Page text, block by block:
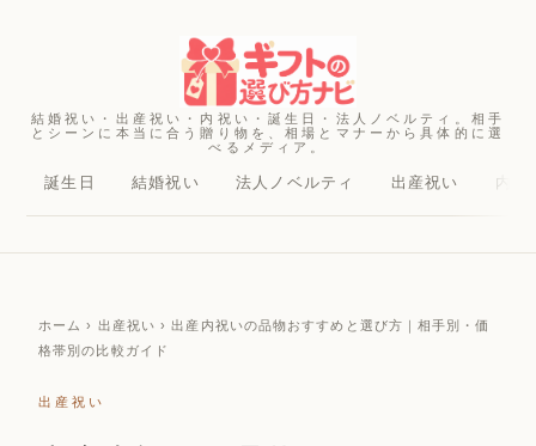
結婚祝い・出産祝い・内祝い・誕生日・法人ノベルティ。相手
とシーンに本当に合う贈り物を、相場とマナーから具体的に選
べるメディア。
誕生日 結婚祝い 法人ノベルティ 出産祝い 内祝
ホーム › 出産祝い › 出産内祝いの品物おすすめと選び方｜相手別・価
格帯別の比較ガイド
出産祝い